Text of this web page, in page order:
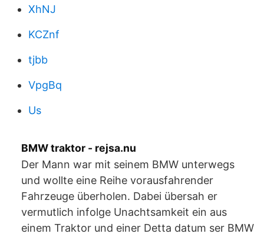
XhNJ
KCZnf
tjbb
VpgBq
Us
BMW traktor - rejsa.nu
Der Mann war mit seinem BMW unterwegs
und wollte eine Reihe vorausfahrender
Fahrzeuge überholen. Dabei übersah er
vermutlich infolge Unachtsamkeit ein aus
einem Traktor und einer Detta datum ser BMW